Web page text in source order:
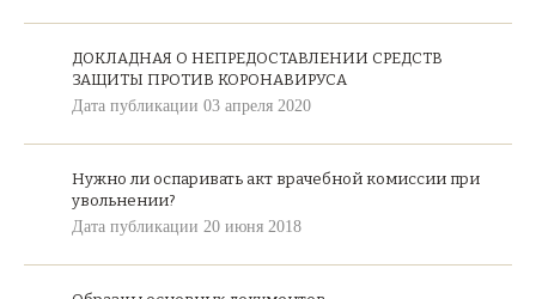
ДОКЛАДНАЯ О НЕПРЕДОСТАВЛЕНИИ СРЕДСТВ
ЗАЩИТЫ ПРОТИВ КОРОНАВИРУСА
Дата публикации 03 апреля 2020
Нужно ли оспаривать акт врачебной комиссии при
увольнении?
Дата публикации 20 июня 2018